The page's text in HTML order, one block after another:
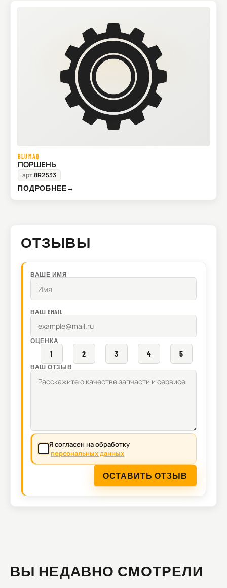
BLUMAQ
ПОРШЕНЬ
арт.8R2533
ПОДРОБНЕЕ→
ОТЗЫВЫ
ВАШЕ ИМЯ
ВАШ EMAIL
ОЦЕНКА
1 2 3 4 5
ВАШ ОТЗЫВ
Я согласен на обработку
персональных данных
ОСТАВИТЬ ОТЗЫВ
ВЫ НЕДАВНО СМОТРЕЛИ